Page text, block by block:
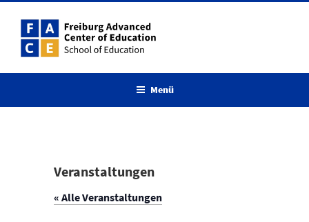
Inhalt
springen
Menü
Veranstaltungen
« Alle Veranstaltungen